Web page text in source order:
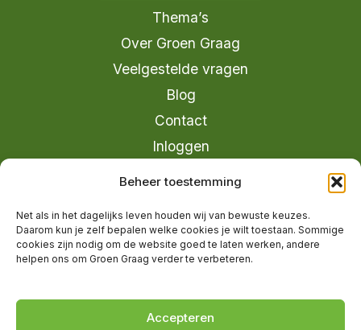
Beheer toestemming
Net als in het dagelijks leven houden wij van bewuste keuzes.
Daarom kun je zelf bepalen welke cookies je wilt toestaan. Sommige
cookies zijn nodig om de website goed te laten werken, andere
helpen ons om Groen Graag verder te verbeteren.
Accepteren
Thema’s
Over Groen Graag
Veelgestelde vragen
Blog
Contact
Inloggen
info@groengraag.nl
Ervaringen van leden op Trustpilot
Marketing